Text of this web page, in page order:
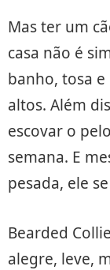
Mas ter um
casa não é
banho, tosa
altos. Além
escovar o
semana. E
pesada, ele
Bearded
alegre, leve,